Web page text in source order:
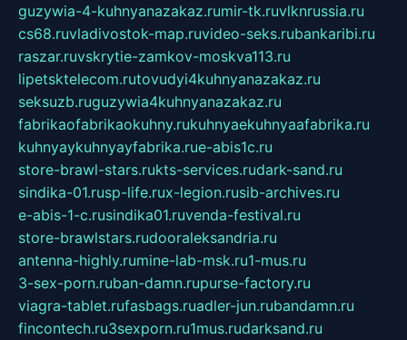
guzywia-4-kuhnyanazakaz.rumir-tk.ruvlknrussia.ru
cs68.ruvladivostok-map.ruvideo-seks.rubankaribi.ru
raszar.ruvskrytie-zamkov-moskva113.ru
lipetsktelecom.rutovudyi4kuhnyanazakaz.ru
seksuzb.ruguzywia4kuhnyanazakaz.ru
fabrikaofabrikaokuhny.rukuhnyaekuhnyaafabrika.ru
kuhnyaykuhnyayfabrika.rue-abis1c.ru
store-brawl-stars.rukts-services.rudark-sand.ru
sindika-01.rusp-life.rux-legion.rusib-archives.ru
e-abis-1-c.rusindika01.ruvenda-festival.ru
store-brawlstars.rudooraleksandria.ru
antenna-highly.rumine-lab-msk.ru1-mus.ru
3-sex-porn.ruban-damn.rupurse-factory.ru
viagra-tablet.rufasbags.ruadler-jun.rubandamn.ru
fincontech.ru3sexporn.ru1mus.rudarksand.ru